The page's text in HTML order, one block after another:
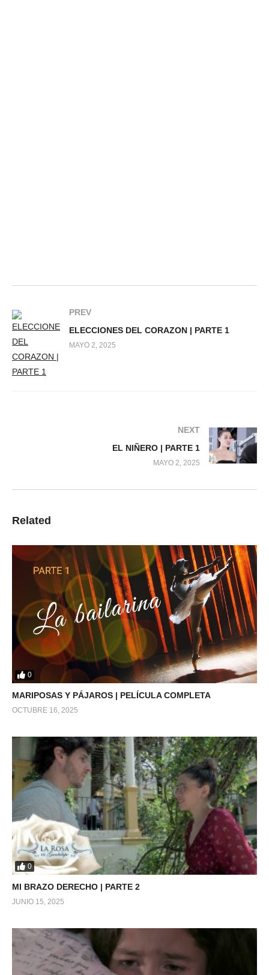
PREV
ELECCIONES DEL CORAZON | PARTE 1
MAYO 2, 2025
NEXT
EL NIÑERO | PARTE 1
MAYO 2, 2025
Related
0
MARIPOSAS Y PÁJAROS | PELÍCULA COMPLETA
OCTUBRE 16, 2025
0
MI BRAZO DERECHO | PARTE 2
JUNIO 15, 2025